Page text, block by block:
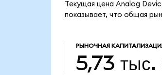
Текущая цена Analog
показывает, что общая
РЫНОЧНАЯ
5,73 тыс.